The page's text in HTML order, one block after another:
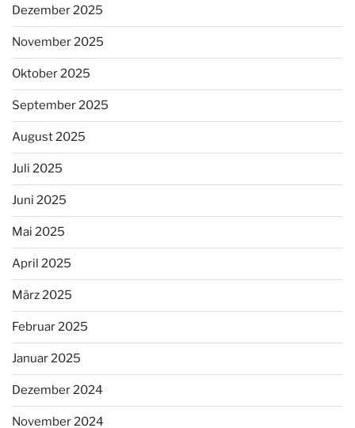
Dezember 2025
November 2025
Oktober 2025
September 2025
August 2025
Juli 2025
Juni 2025
Mai 2025
April 2025
März 2025
Februar 2025
Januar 2025
Dezember 2024
November 2024